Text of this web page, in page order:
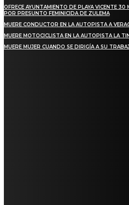
OFRECE AYUNTAMIENTO DE PLAYA VICENTE 30
POR PRESUNTO FEMINICIDA DE ZULEMA
MUERE CONDUCTOR EN LA AUTOPISTA A
MUERE MOTOCICLISTA EN LA AUTOPISTA LA
MUERE MUJER CUANDO SE DIRIGÍA A SU